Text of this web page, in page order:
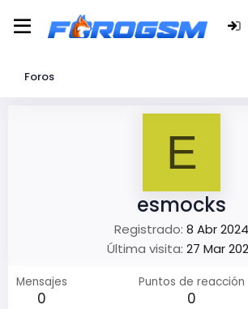
Foros
E
esmocks
Registrado 8 Abr 2024
Última visita 27 Mar
Mensajes
0
Puntos de reacción
0